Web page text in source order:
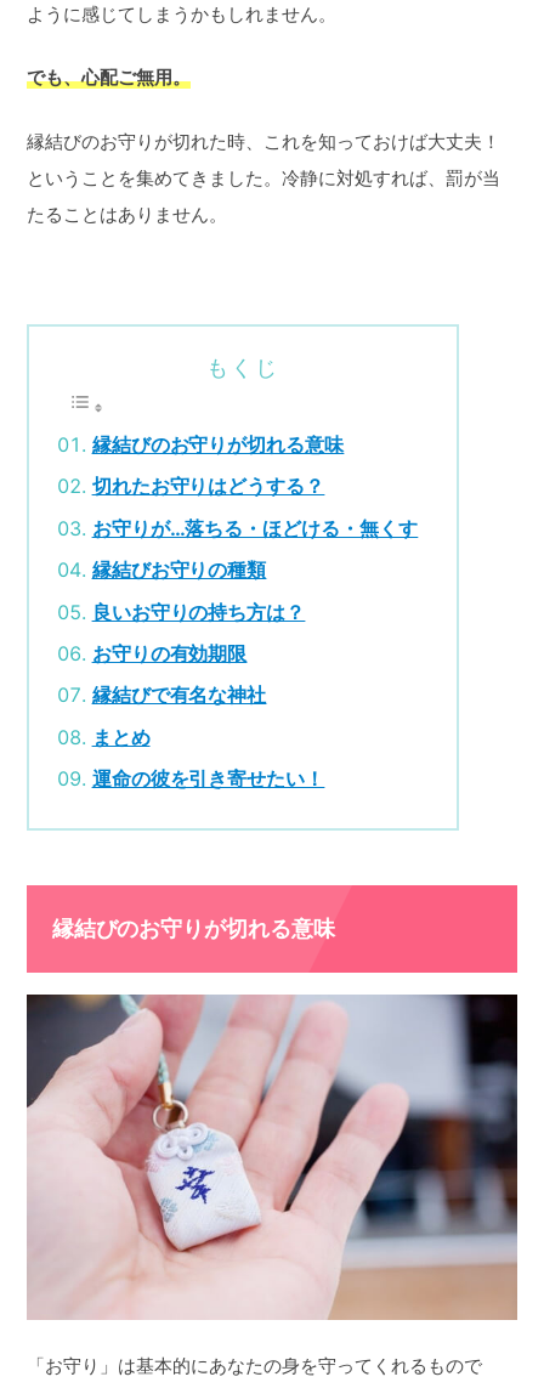
ように感じてしまうかもしれません。
でも、心配ご無用。
縁結びのお守りが切れた時、これを知っておけば大丈夫！
ということを集めてきました。冷静に対処すれば、罰が当
たることはありません。
もくじ
縁結びのお守りが切れる意味
切れたお守りはどうする？
お守りが…落ちる・ほどける・無くす
縁結びお守りの種類
良いお守りの持ち方は？
お守りの有効期限
縁結びで有名な神社
まとめ
運命の彼を引き寄せたい！
縁結びのお守りが切れる意味
「お守り」は基本的にあなたの身を守ってくれるもので